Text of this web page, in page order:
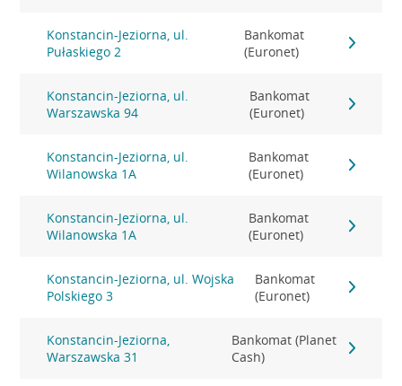
Konstancin-Jeziorna, ul.
Pułaskiego 2
Bankomat
(Euronet)
Konstancin-Jeziorna, ul.
Warszawska 94
Bankomat
(Euronet)
Konstancin-Jeziorna, ul.
Wilanowska 1A
Bankomat
(Euronet)
Konstancin-Jeziorna, ul.
Wilanowska 1A
Bankomat
(Euronet)
Konstancin-Jeziorna, ul. Wojska
Polskiego 3
Bankomat
(Euronet)
Konstancin-Jeziorna,
Warszawska 31
Bankomat (Planet
Cash)